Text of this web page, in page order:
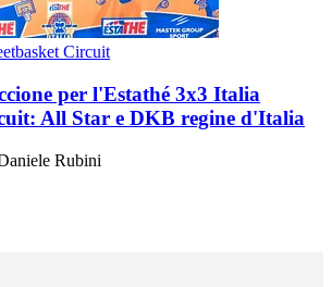
Circuit
per l'Estathé 3x3 Italia
All Star e DKB regine d'Italia
Rubini